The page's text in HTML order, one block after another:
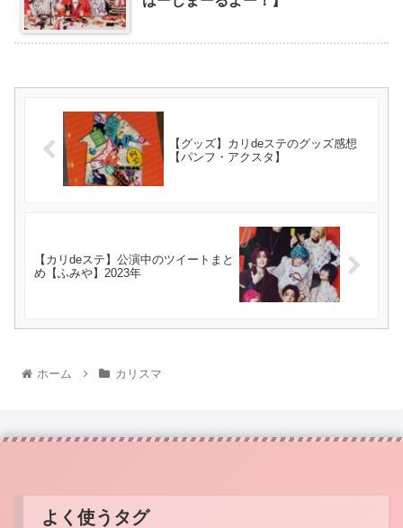
【グッズ】カリdeステのグッズ感想
【パンフ・アクスタ】
【カリdeステ】公演中のツイートまと
め【ふみや】2023年
ホーム カリスマ
よく使うタグ